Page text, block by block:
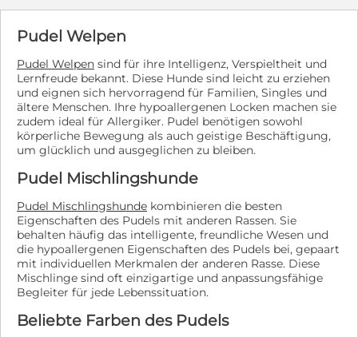
Pudel Welpen
Pudel Welpen sind für ihre Intelligenz, Verspieltheit und
Lernfreude bekannt. Diese Hunde sind leicht zu erziehen
und eignen sich hervorragend für Familien, Singles und
ältere Menschen. Ihre hypoallergenen Locken machen sie
zudem ideal für Allergiker. Pudel benötigen sowohl
körperliche Bewegung als auch geistige Beschäftigung,
um glücklich und ausgeglichen zu bleiben.
Pudel Mischlingshunde
Pudel Mischlingshunde kombinieren die besten
Eigenschaften des Pudels mit anderen Rassen. Sie
behalten häufig das intelligente, freundliche Wesen und
die hypoallergenen Eigenschaften des Pudels bei, gepaart
mit individuellen Merkmalen der anderen Rasse. Diese
Mischlinge sind oft einzigartige und anpassungsfähige
Begleiter für jede Lebenssituation.
Beliebte Farben des Pudels